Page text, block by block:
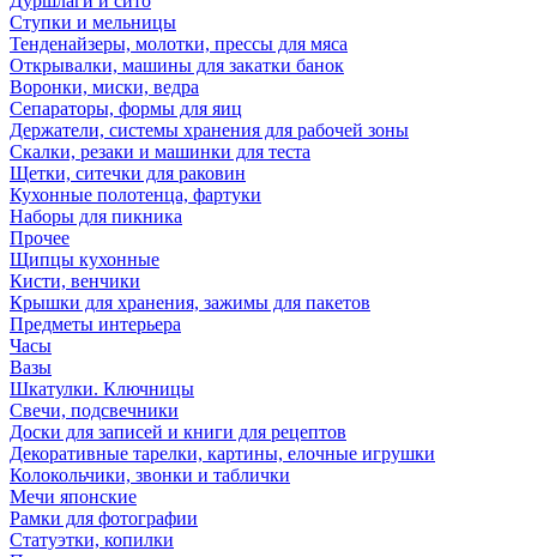
Ступки и мельницы
Тенденайзеры, молотки, прессы для мяса
Открывалки, машины для закатки банок
Воронки, миски, ведра
Сепараторы, формы для яиц
Держатели, системы хранения для рабочей зоны
Скалки, резаки и машинки для теста
Щетки, ситечки для раковин
Кухонные полотенца, фартуки
Наборы для пикника
Прочее
Щипцы кухонные
Кисти, венчики
Крышки для хранения, зажимы для пакетов
Предметы интерьера
Часы
Вазы
Шкатулки. Ключницы
Свечи, подсвечники
Доски для записей и книги для рецептов
Декоративные тарелки, картины, елочные игрушки
Колокольчики, звонки и таблички
Мечи японские
Рамки для фотографии
Статуэтки, копилки